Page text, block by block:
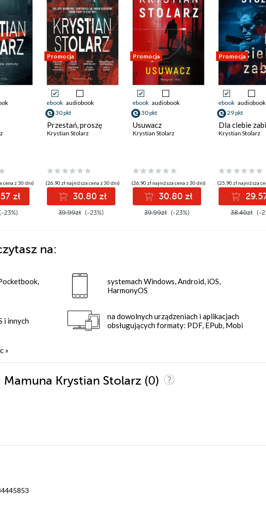
cena z 30 dni)
zł
(-23%)
Promocja
ebook audiobook
30 pkt
Przestań, proszę
Krystian Stolarz
(26,90 zł najniższa cena z 30 dni)
30.80 zł
39.99zł (-23%)
Promocja
ebook audiobook
30 pkt
Usuwacz
Krystian Stolarz
(26,90 zł najniższa cena z 30 dni)
30.80 zł
39.99zł (-23%)
Promocja
ebook audiobook
29 pkt
Dla ciebie
Krystian Stolarz
(25,90 zł najniższa
38.40zł (-
na:
i innych
systemach Windows, Android, iOS,
HarmonyOS
na dowolnych urządzeniach i aplikacjach
obsługujących formaty: PDF, EPub, Mobi
»
Krystian Stolarz (0)